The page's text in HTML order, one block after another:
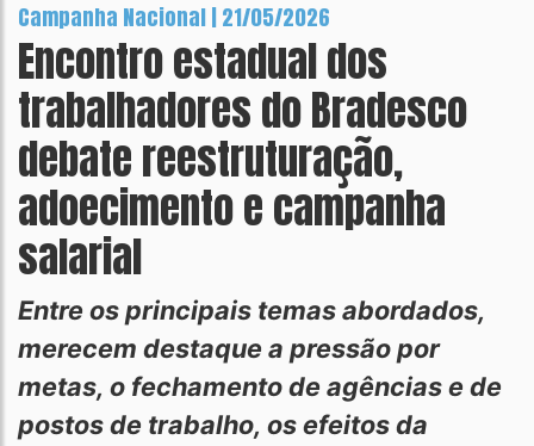
Campanha Nacional | 21/05/2026
Encontro estadual dos
trabalhadores do Bradesco
debate reestruturação,
adoecimento e campanha
salarial
Entre os principais temas abordados,
merecem destaque a pressão por
metas, o fechamento de agências e de
postos de trabalho, os efeitos da